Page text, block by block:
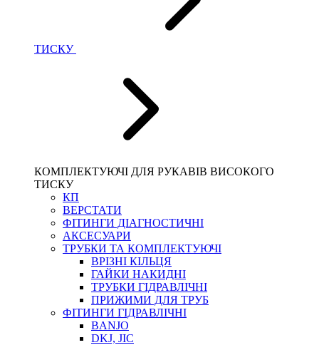
ТИСКУ
КОМПЛЕКТУЮЧІ ДЛЯ РУКАВІВ ВИСОКОГО
ТИСКУ
КП
ВЕРСТАТИ
ФІТИНГИ ДІАГНОСТИЧНІ
АКСЕСУАРИ
ТРУБКИ ТА КОМПЛЕКТУЮЧІ
ВРІЗНІ КІЛЬЦЯ
ГАЙКИ НАКИДНІ
ТРУБКИ ГІДРАВЛІЧНІ
ПРИЖИМИ ДЛЯ ТРУБ
ФІТИНГИ ГІДРАВЛІЧНІ
BANJO
DKJ, JIC